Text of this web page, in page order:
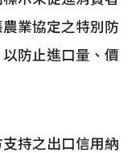
業協定之特別防
防止進口量、價
持之出口信用納